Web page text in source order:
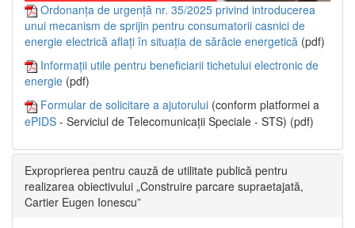
Ordonanța de urgență nr. 35/2025 privind introducerea
unui mecanism de sprijin pentru consumatorii casnici de
energie electrică aflați în situația de sărăcie energetică (pdf)
Informații utile pentru beneficiarii tichetului electronic de
energie (pdf)
Formular de solicitare a ajutorului (conform platformei a
ePIDS - Serviciul de Telecomunicații Speciale - STS) (pdf)
Exproprierea pentru cauză de utilitate publică pentru
realizarea obiectivului „Construire parcare supraetajată,
Cartier Eugen Ionescu”